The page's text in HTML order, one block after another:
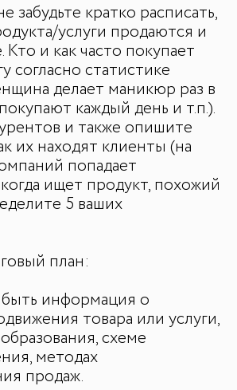
забудьте кратко расписать,
услуги продаются и
Кто и как часто покупает
согласно статистике
делает маникюр раз в
каждый день и т.п.).
и также опишите
их находят клиенты (на
попадает
ищет продукт, похожий
5 ваших
план:
информация о
товара или услуги,
схеме
методах
продаж.